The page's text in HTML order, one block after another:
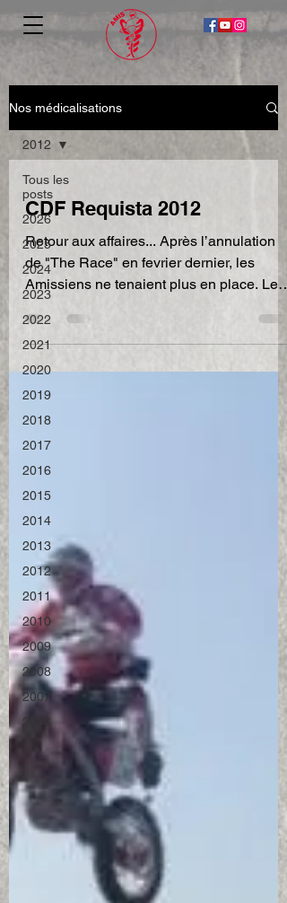
Nos médicalisations
Tous les
posts
2026
2025
2024
2023
2022
2021
2020
2019
2018
2017
2016
2015
2014
2013
2012
2011
2010
2009
2008
2007
2006
2012
CDF Requista 2012
Retour aux affaires... Après l’annulation
de "The Race" en fevrier dernier, les
Amissiens ne tenaient plus en place. Le